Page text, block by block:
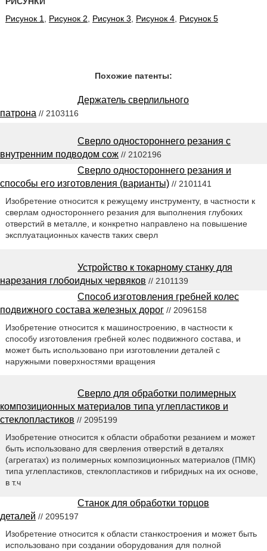
Рисунок 1
Рисунок 2 Рисунок 3 Рисунок 4, Рисунок 5
Похожие патенты:
Держатель сверлильного
патрона // 2103116
Сверло одностороннего резания с
внутренним подводом сож // 2102196
Сверло одностороннего резания и
способы его изготовления (варианты) // 2101141
Изобретение относится к режущему инструменту, в частности к
сверлам одностороннего резания для выполнения глубоких
отверстий в металле, и конкретно направлено на повышение
эксплуатационных качеств таких сверл
Устройство к токарному станку для
нарезания глобоидных червяков // 2101139
Способ изготовления гребней колес
подвижного состава железных дорог // 2096158
Изобретение относится к машиностроению, в частности к
способу изготовления гребней колес подвижного состава, и
может быть использовано при изготовлении деталей с
наружными поверхностями вращения
Сверло для обработки полимерных
композиционных материалов типа углепластиков и
стеклопластиков // 2095199
Изобретение относится к области обработки резанием и может
быть использовано для сверления отверстий в деталях
(агрегатах) из полимерных композиционных материалов (ПМК)
типа углепластиков, стеклопластиков и гибридных на их основе,
в т.ч
Станок для обработки торцов
деталей // 2095197
Изобретение относится к области станкостроения и может быть
использовано при создании оборудования для полной